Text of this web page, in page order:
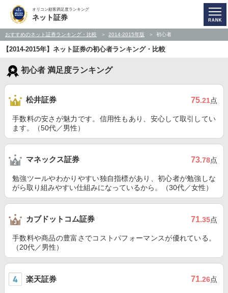
オリコン顧客満足度ランキング
ネット証券
おすすめのネット証券ランキング・比較 2014-2015年版 初心者
【2014-2015年】ネット証券の初心者ランキング・比較
初心者 満足度ランキング
松井証券 75.21点
手数料の安さが魅力です。信用性もあり、安心して取引してい
ます。（50代／男性）
マネックス証券 73.78点
勉強ツールやわかりやすい独自指標があり、初心者が勉強しな
がら取り組みやすい仕組みになっているから。（30代／女性）
カブドットコム証券 71.35点
手数料や商品の豊富さでコストパフォーマンスが優れている。
（20代／男性）
楽天証券 71.26点